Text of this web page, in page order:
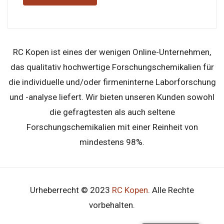
RC Kopen ist eines der wenigen Online-Unternehmen,
das qualitativ hochwertige Forschungschemikalien für
die individuelle und/oder firmeninterne Laborforschung
und -analyse liefert. Wir bieten unseren Kunden sowohl
die gefragtesten als auch seltene
Forschungschemikalien mit einer Reinheit von
mindestens 98%.
Urheberrecht © 2023 RC Kopen. Alle Rechte
vorbehalten.